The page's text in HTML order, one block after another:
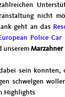
nicht
geht an das
Police
unserem Marzahner
sein konnten,
schwelgen
Highlights